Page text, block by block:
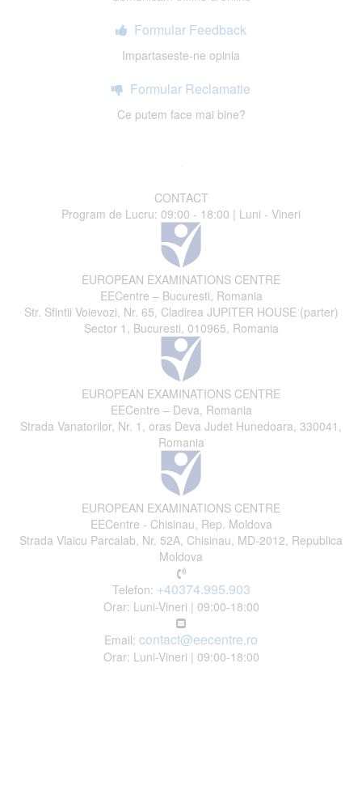
Formular Feedback
Impartaseste-ne opinia
Formular Reclamatie
Ce putem face mai bine?
CONTACT
Program de Lucru: 09:00 - 18:00 | Luni - Vineri
EUROPEAN EXAMINATIONS CENTRE
EECentre – Bucuresti, Romania
Str. Sfintii Voievozi, Nr. 65, Cladirea JUPITER HOUSE (parter)
Sector 1, Bucuresti, 010965, Romania
EUROPEAN EXAMINATIONS CENTRE
EECentre – Deva, Romania
Strada Vanatorilor, Nr. 1, oras Deva Judet Hunedoara, 330041,
Romania
EUROPEAN EXAMINATIONS CENTRE
EECentre - Chisinau, Rep. Moldova
Strada Vlaicu Parcalab, Nr. 52A, Chisinau, MD-2012, Republica
Moldova
Telefon: +40374.995.903
Orar: Luni-Vineri | 09:00-18:00
Email: contact@eecentre.ro
Orar: Luni-Vineri | 09:00-18:00